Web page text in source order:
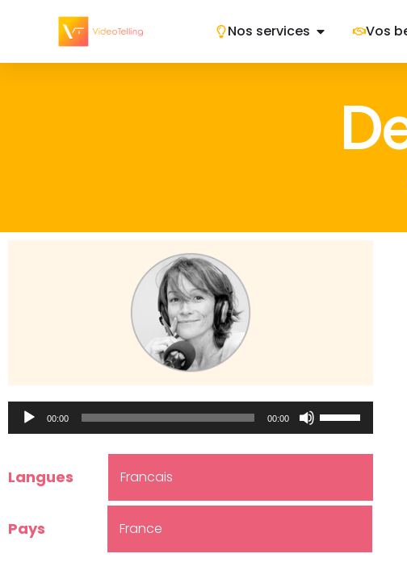
Nos services Vos
Lecteur
audio
00:00 00:00
Utilisez
les
flèches
pour
Langues Francais
Pays France